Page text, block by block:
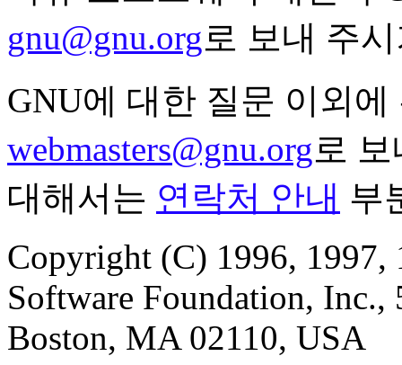
gnu@gnu.org로 보내 주
GNU에 대한 질문 이외
webmasters@gnu.org로
대해서는 연락처 안내 부
Copyright (C) 1996, 1997,
Software Foundation,
Boston, MA 02110, USA